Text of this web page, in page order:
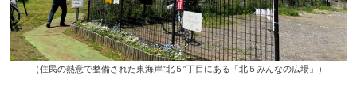
（住民の熱意で整備された東海岸”北５”丁目にある「北５みんなの広場」）